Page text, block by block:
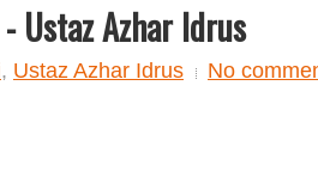
Ustaz Azhar Idrus
, Ustaz Azhar Idrus No